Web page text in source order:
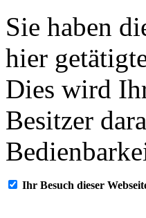
Sie haben
hier
Dies wird
Besitzer
Ihr Besuch dieser